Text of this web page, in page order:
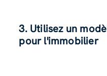
3. Utilisez un
pour l'immobilier